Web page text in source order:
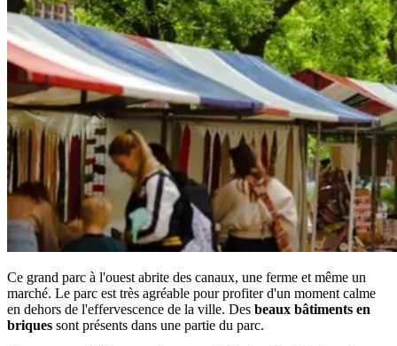
Ce grand parc à l'ouest abrite des canaux, une ferme et même un
marché. Le parc est très agréable pour profiter d'un moment calme
en dehors de l'effervescence de la ville. Des beaux bâtiments en
briques sont présents dans une partie du parc.